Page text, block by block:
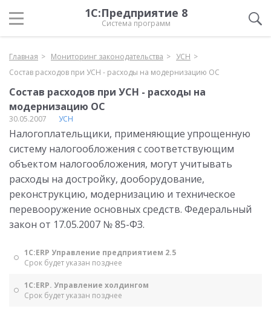
1С:Предприятие 8
Система программ
Главная Мониторинг законодательства
УСН
Состав расходов при УСН - расходы на модернизацию ОС
Состав расходов при УСН - расходы на
модернизацию ОС
30.05.2007 УСН
Налогоплательщики, применяющие упрощенную
систему налогообложения с соответствующим
объектом налогообложения, могут учитывать
расходы на достройку, дооборудование,
реконструкцию, модернизацию и техническое
перевооружение основных средств. Федеральный
закон от 17.05.2007 № 85-ФЗ.
1С:ERP Управление предприятием 2.5
Срок будет указан позднее
1С:ERP. Управление холдингом
Срок будет указан позднее